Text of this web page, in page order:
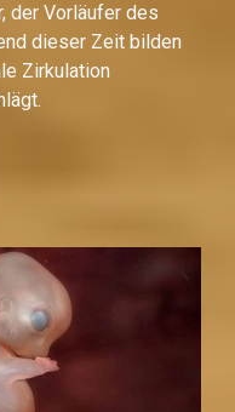
der Vorläufer des
dieser Zeit bilden
Zirkulation